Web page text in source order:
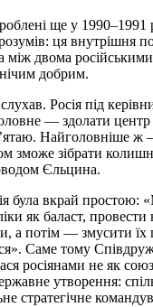
ще у 1990–1991
ця внутрішня
між двома
добрим.
Росія під
— здолати
Найголовніше ж
зможе зібрати
Єльцина.
була вкрай простою:
як баласт, провести
а потім — змусити
Саме тому
росіянами не як
утворення:
стратегічне